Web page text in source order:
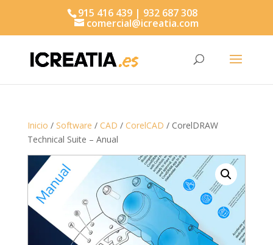
915 416 439 | 932 687 308
comercial@icreatia.com
Inicio / Software / CAD / CorelCAD / CorelDRAW
Technical Suite – Anual